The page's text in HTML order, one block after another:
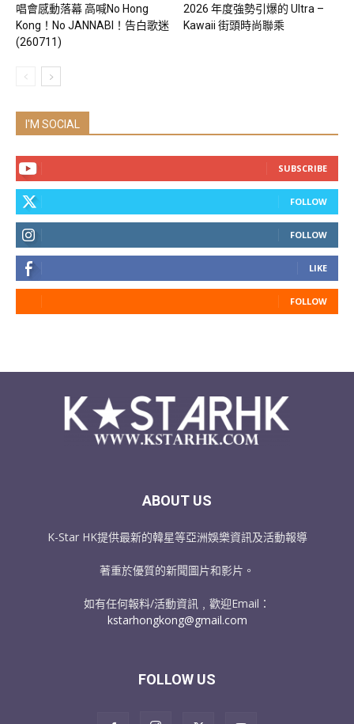
唱會感動落幕 高喊No Hong
Kong！No JANNABI！告白歌迷
(260711)
2026 年度強勢引爆的 Ultra –
Kawaii 街頭時尚聯乘
I'M SOCIAL
SUBSCRIBE
FOLLOW
FOLLOW
LIKE
FOLLOW
ABOUT US
K-Star HK提供最新的韓星等亞洲娛樂資訊及活動報導
著重於優質的新聞圖片和影片。
如有任何報料/活動資訊﹐歡迎Email：
kstarhongkong@gmail.com
FOLLOW US